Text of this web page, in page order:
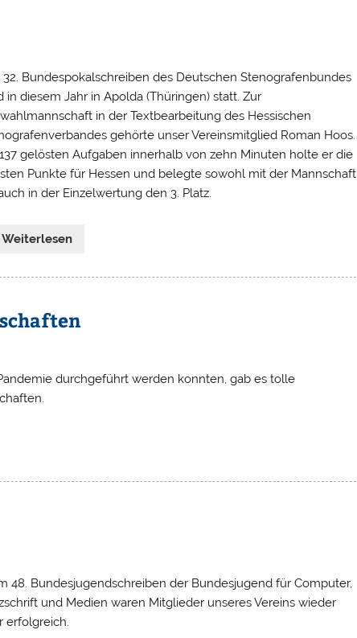
32. Bundespokalschreiben des Deutschen Stenografenbundes
in diesem Jahr in Apolda (Thüringen) statt. Zur
in der Textbearbeitung des Hessischen
gehörte unser Vereinsmitglied Roman Hoos.
gelösten Aufgaben innerhalb von zehn Minuten holte er die
Punkte für Hessen und belegte sowohl mit der Mannschaft
in der Einzelwertung den 3. Platz.
durchgeführt werden konnten, gab es tolle
48. Bundesjugendschreiben der Bundesjugend für Computer,
und Medien waren Mitglieder unseres Vereins wieder
erfolgreich.